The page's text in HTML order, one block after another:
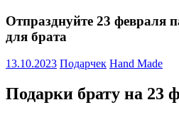
Отпразднуйте 23 февраля
для брата
13.10.2023 Подарчек Hand Made
Подарки брату на 23